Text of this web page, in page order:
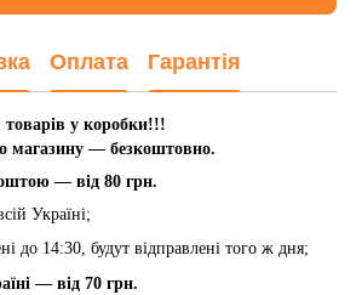
Оплата Гарантія
у коробки!!!
магазину — безкоштовно.
— від 80 грн.
Україні;
до 14:30, будут відправлені того ж дня;
— від 70 грн.